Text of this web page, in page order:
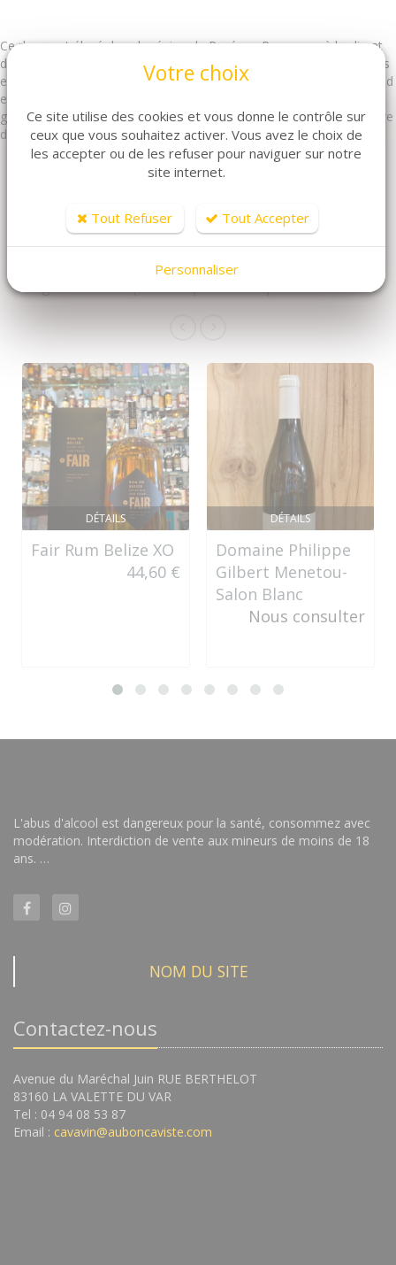
Ce rhum est élevé dans la région de Pesé, au Panama, où le climat
doux et humide lui donne un style unique avec des notes complexes
et rares. Ce rhum a des arômes de fruits confits, miel, caramel blond
et vanille. En bouche, il est équilibré, délicat et a une finale
gourmande. Sa texture et son goût sucré le rendent parfait pour être
dégusté pur ou comme base pour des cocktails sophistiqués.
ARTICLES CONNEXES
Dans la même famille de produits, découvrez
DÉTAILS
Fair Rum Belize XO
44,60 €
DÉTAILS
Domaine Philippe
Gilbert Menetou-
Salon Blanc
Nous consulter
L'abus d'alcool est dangereux pour la santé, consommez avec
modération. Interdiction de vente aux mineurs de moins de 18
ans. …
NOM DU SITE
Contactez-nous
Avenue du Maréchal Juin RUE BERTHELOT
83160 LA VALETTE DU VAR
Tel : 04 94 08 53 87
Email : cavavin@auboncaviste.com
Votre choix
Ce site utilise des cookies et vous donne le contrôle sur
ceux que vous souhaitez activer. Vous avez le choix de
les accepter ou de les refuser pour naviguer sur notre
site internet.
Tout Refuser Tout Accepter
Personnaliser